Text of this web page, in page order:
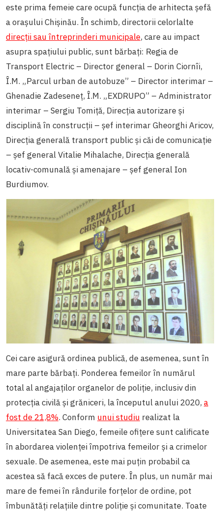
este prima femeie care ocupă funcția de arhitecta șefă
a orașului Chișinău. În schimb, directorii celorlalte
direcții sau întreprinderi municipale, care au impact
asupra spațiului public, sunt bărbați: Regia de
Transport Electric – Director general – Dorin Ciornîi,
Î.M. „Parcul urban de autobuze” – Director interimar –
Ghenadie Zadeseneț, Î.M. „EXDRUPO” – Administrator
interimar – Sergiu Tomiță, Direcția autorizare şi
disciplină în construcţii – șef interimar Gheorghi Aricov,
Direcţia generală transport public şi căi de comunicaţie
– șef general Vitalie Mihalache, Direcţia generală
locativ-comunală şi amenajare – șef general Ion
Burdiumov.
Cei care asigură ordinea publică, de asemenea, sunt în
mare parte bărbați. Ponderea femeilor în numărul
total al angajaților organelor de poliție, inclusiv din
protecţia civilă şi grăniceri, la începutul anului 2020, a
fost de 21,8%. Conform unui studiu realizat la
Universitatea San Diego, femeile ofițere sunt calificate
în abordarea violenței împotriva femeilor și a crimelor
sexuale. De asemenea, este mai puțin probabil ca
acestea să facă exces de putere. În plus, un număr mai
mare de femei în rândurile forțelor de ordine, pot
îmbunătăți relațiile dintre poliție și comunitate. Toate